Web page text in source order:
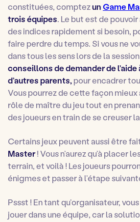
constituées, comptezunGame
trois équipes. Le but est de
des indices rapidement si besoin,
faire perdre du temps. Si vous ne
dans tous les sens lors de la
conseillons de demander de l’aide
d’autres parents, pour encadrer
Vous pourrez de cette façon
rôle de maître du jeu tout en
des joueurs en train de se creuser
Certains jeux peuvent aussi être
Master! Vous n’aurez qu’à placer
terrain, et voilà ! Les joueurs
énigmes et passer à l’étape
Pssst ! En tant qu’organisateur,
jouer dans une équipe, car la